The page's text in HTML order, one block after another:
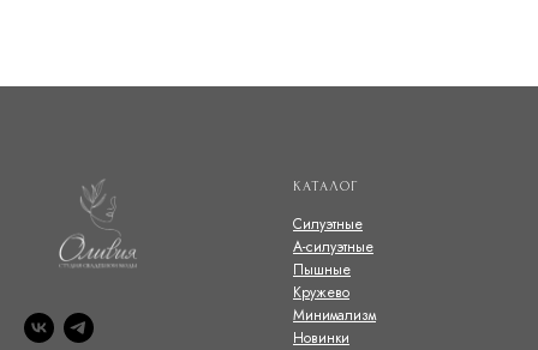
КАТАЛОГ
Силуэтные
А-силуэтные
Пышные
Кружево
Минимализм
Новинки